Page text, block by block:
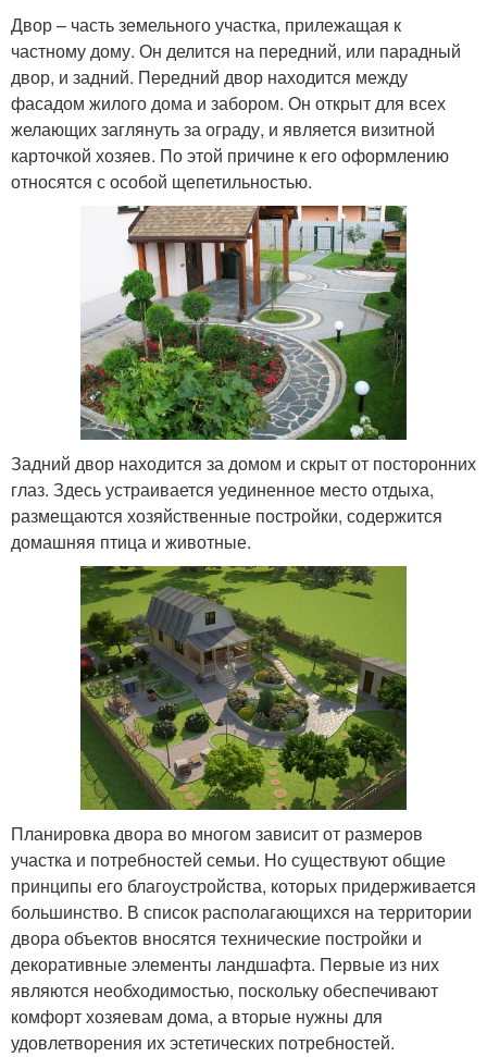
Двор – часть земельного участка, прилежащая к
частному дому. Он делится на передний, или парадный
двор, и задний. Передний двор находится между
фасадом жилого дома и забором. Он открыт для всех
желающих заглянуть за ограду, и является визитной
карточкой хозяев. По этой причине к его оформлению
относятся с особой щепетильностью.
Задний двор находится за домом и скрыт от посторонних
глаз. Здесь устраивается уединенное место отдыха,
размещаются хозяйственные постройки, содержится
домашняя птица и животные.
Планировка двора во многом зависит от размеров
участка и потребностей семьи. Но существуют общие
принципы его благоустройства, которых придерживается
большинство. В список располагающихся на территории
двора объектов вносятся технические постройки и
декоративные элементы ландшафта. Первые из них
являются необходимостью, поскольку обеспечивают
комфорт хозяевам дома, а вторые нужны для
удовлетворения их эстетических потребностей.